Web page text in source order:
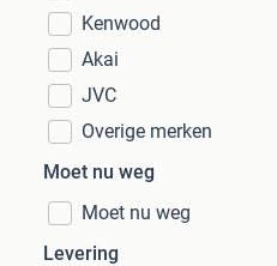
Kenwood
Akai
JVC
Overige merken
Moet nu weg
Moet nu weg
Levering